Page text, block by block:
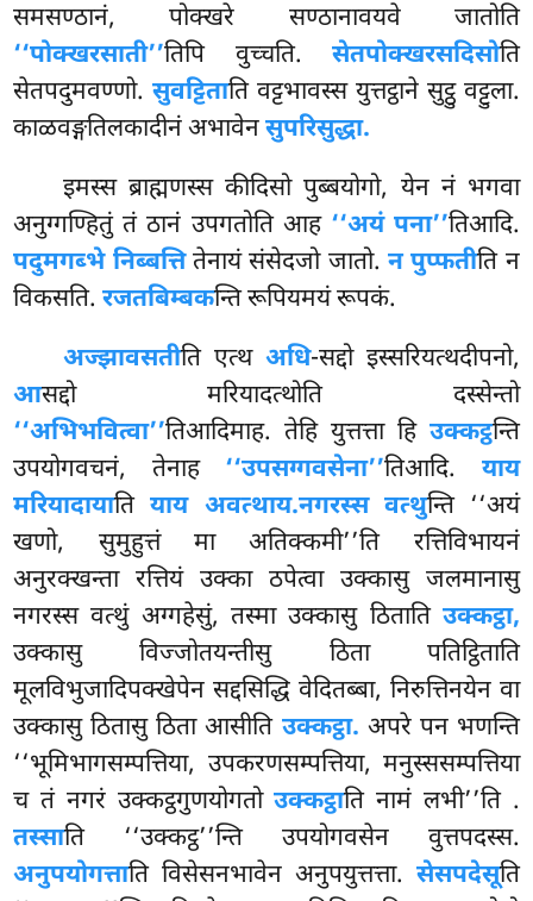
समसण्ठानं, पोक्खरे सण्ठानावयवे जातोति
‘‘पोक्खरसाती’’तिपि वुच्चति. सेतपोक्खरसदिसोति
सेतपदुमवण्णो.सुवट्टिताति वट्टभावस्स युत्तट्ठाने सुट्ठु वट्टुला.
काळवङ्गतिलकादीनं अभावेनसुपरिसुद्धा.
इमस्स ब्राह्मणस्स कीदिसो पुब्बयोगो, येन नं भगवा
अनुग्गण्हितुं तं ठानं उपगतोति आह ‘‘अयं पना’’तिआदि.
पदुमगब्भे निब्बत्तितेनायं संसेदजो जातो.न पुप्फतीति न
विकसति.रजतबिम्बकन्ति रूपियमयं रूपकं.
अज्झावसतीति एत्थ अधि-सद्दो इस्सरियत्थदीपनो,
आसद्दो मरियादत्थोति दस्सेन्तो
‘‘अभिभवित्वा’’तिआदिमाह. तेहि युत्तत्ता हि उक्कट्ठन्ति
उपयोगवचनं, तेनाह ‘‘उपसग्गवसेना’’तिआदि. याय
मरियादायातियाय अवत्थाय.नगरस्स वत्थुन्ति ‘‘अयं
खणो, सुमुहुत्तं मा अतिक्कमी’’ति रत्तिविभायनं
अनुरक्खन्ता रत्तियं उक्का ठपेत्वा उक्कासु जलमानासु
नगरस्स वत्थुं अग्गहेसुं, तस्मा उक्कासु ठिताति उक्कट्ठा,
उक्कासु विज्जोतयन्तीसु ठिता पतिट्ठिताति
मूलविभुजादिपक्खेपेन सद्दसिद्धि वेदितब्बा, निरुत्तिनयेन वा
उक्कासु ठितासु ठिता आसीति उक्कट्ठा. अपरे पन भणन्ति
‘‘भूमिभागसम्पत्तिया, उपकरणसम्पत्तिया, मनुस्ससम्पत्तिया
च तं नगरं उक्कट्ठगुणयोगतोउक्कट्ठाति नामं लभी’’ति .
तस्साति ‘‘उक्कट्ठ’’न्ति उपयोगवसेन वुत्तपदस्स.
अनुपयोगत्ताति विसेसनभावेन अनुपयुत्तत्ता. सेसपदेसूति